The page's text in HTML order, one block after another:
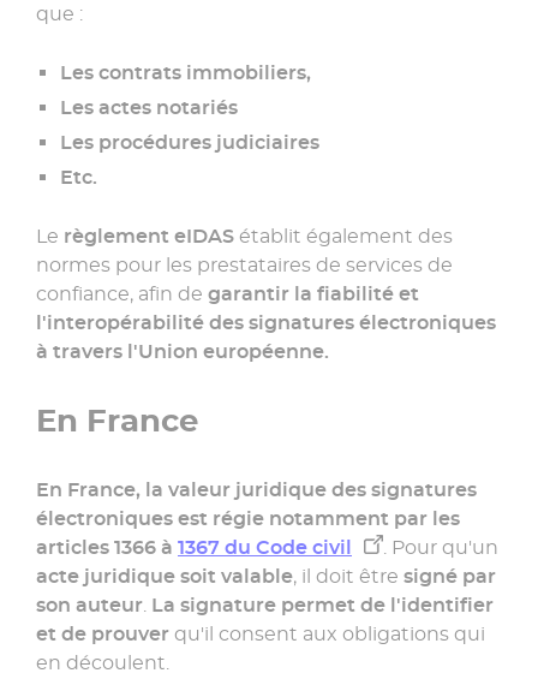
que :
Les contrats immobiliers,
Les actes notariés
Les procédures judiciaires
Etc.
Le règlement eIDAS établit également des
normes pour les prestataires de services de
confiance, afin de garantir la fiabilité et
l'interopérabilité des signatures électroniques
à travers l'Union européenne.
En France
En France, la valeur juridique des signatures
électroniques est régie notamment par les
articles 1366 à 1367 du Code civil
. Pour qu'un
acte juridique soit valable, il doit être signé par
son auteur. La signature permet de l'identifier
et de prouver qu'il consent aux obligations qui
en découlent.